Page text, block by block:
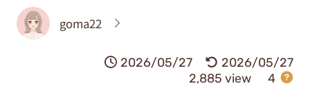
goma22
2026/05/27
2026/05/27
2,885 view
4